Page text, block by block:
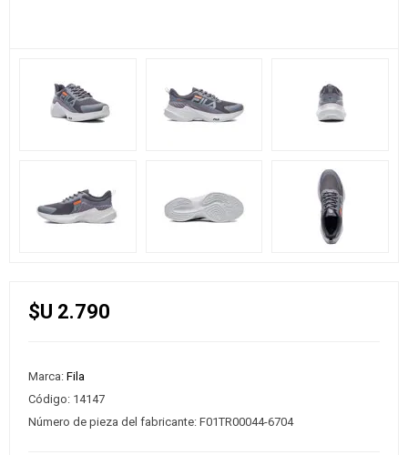
$U 2.790
Marca: Fila
Código: 14147
Número de pieza del fabricante: F01TR00044-6704